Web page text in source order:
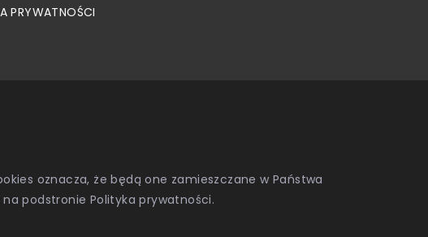
PRYWATNOŚCI
oznacza, że będą one zamieszczane w Państwa
podstronie Polityka prywatności.